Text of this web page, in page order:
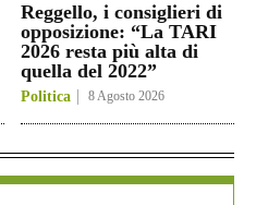
Reggello, i consiglieri di
opposizione: “La TARI
2026 resta più alta di
quella del 2022”
Politica 8 Agosto 2026